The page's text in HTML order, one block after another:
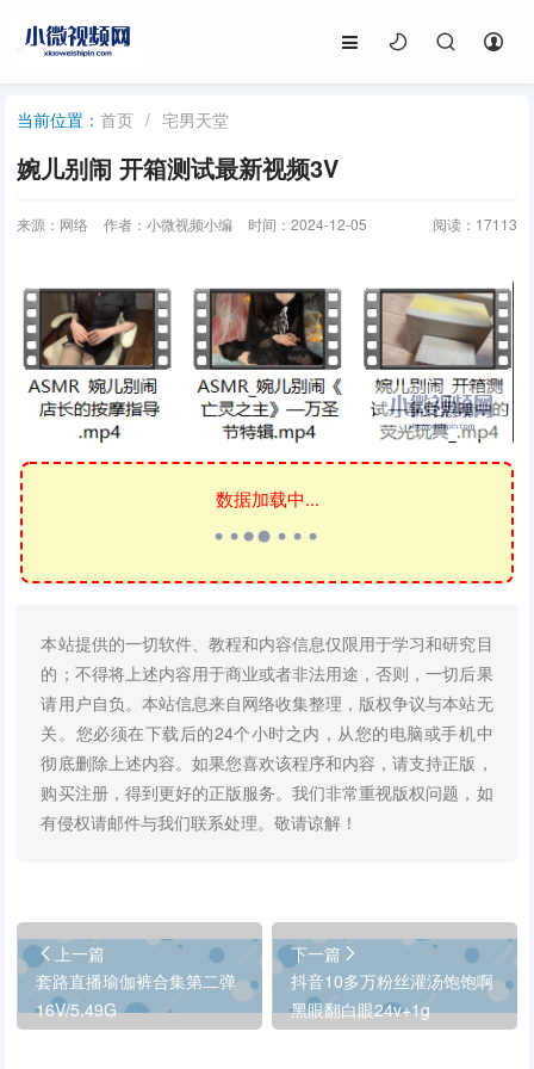
当前位置：首页 / 宅男天堂
婉儿别闹 开箱测试最新视频3V
来源：网络 作者：小微视频小编 时间：2024-12-05 阅读： 17113
数据加载中...
本站提供的一切软件、教程和内容信息仅限用于学习和研究目
的；不得将上述内容用于商业或者非法用途，否则，一切后果
请用户自负。本站信息来自网络收集整理，版权争议与本站无
关。您必须在下载后的24个小时之内，从您的电脑或手机中
彻底删除上述内容。如果您喜欢该程序和内容，请支持正版，
购买注册，得到更好的正版服务。我们非常重视版权问题，如
有侵权请邮件与我们联系处理。敬请谅解！
上一篇
套路直播瑜伽裤合集第二弹
16V/5.49G
下一篇
抖音10多万粉丝灌汤饱饱啊
黑眼翻白眼24v+1g